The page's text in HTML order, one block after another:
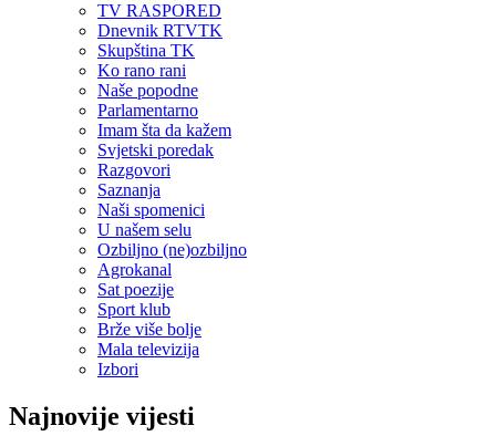
TV RASPORED
Dnevnik RTVTK
Skupština TK
Ko rano rani
Naše popodne
Parlamentarno
Imam šta da kažem
Svjetski poredak
Razgovori
Saznanja
Naši spomenici
U našem selu
Ozbiljno (ne)ozbiljno
Agrokanal
Sat poezije
Sport klub
Brže više bolje
Mala televizija
Izbori
Najnovije vijesti